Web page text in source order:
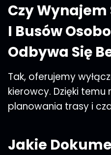
Czy
I Busów
Odbywa Się
Tak, oferujemy
kierowcy. Dzięki
planowania trasy i
Jakie